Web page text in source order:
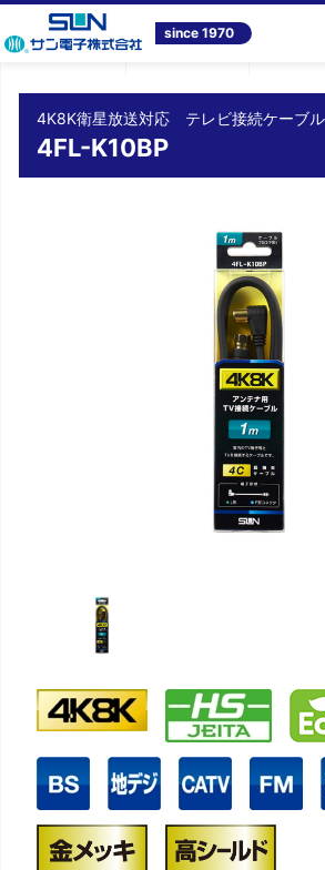
since 1970
トップ 商品情報 テレビ共同受信システム機器
4K8K衛星放送対応 テレビ接続ケーブ
4FL-K10BP